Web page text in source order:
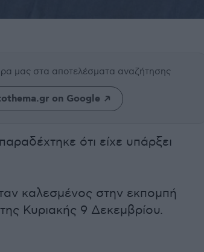
μας στα αποτελέσματα αναζήτησης
on Google
παραδέχτηκε ότι είχε υπάρξει
καλεσμένος στην εκπομπή
Κυριακής 9 Δεκεμβρίου.